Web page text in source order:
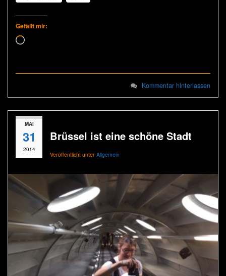
Gefällt mir:
Wird geladen …
Kommentar hinterlassen
MAI
31
2014
Brüssel ist eine schöne Stadt
Veröffentlicht unter Allgemein